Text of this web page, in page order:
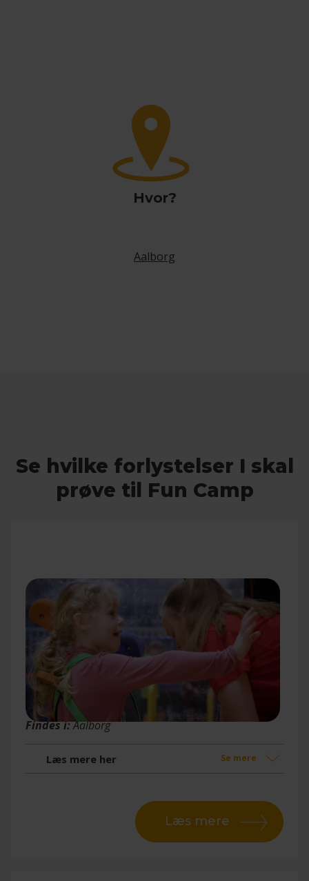
Hvor?
Aalborg
Se hvilke forlystelser I skal
prøve til Fun Camp
Trampolinpark
Findes i:Aalborg
Se mere
Læs mere her
Læs mere